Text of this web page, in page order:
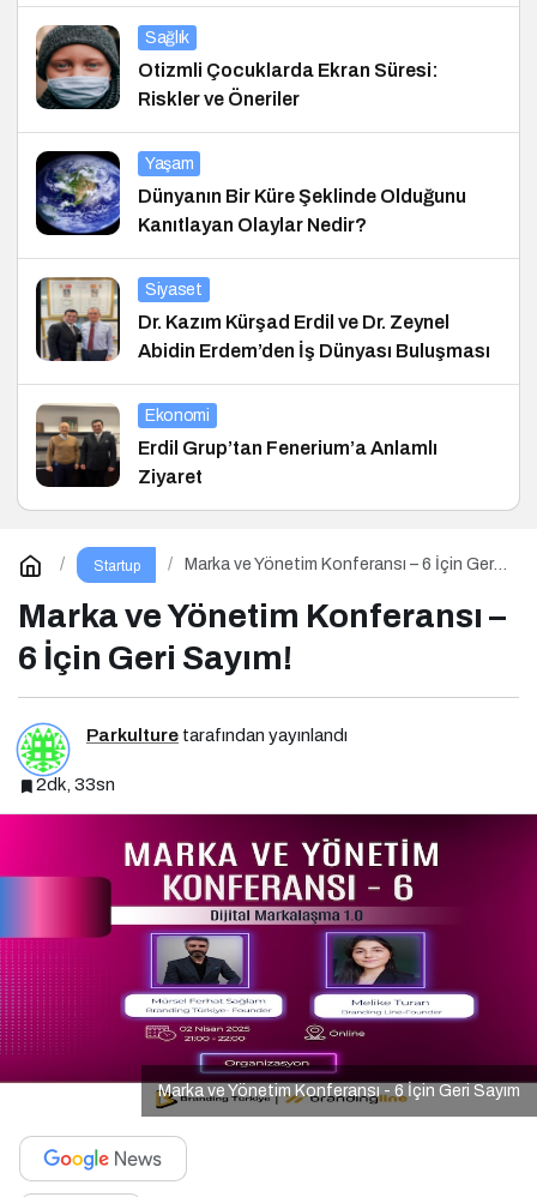
Sağlık
Otizmli Çocuklarda Ekran Süresi:
Riskler ve Öneriler
Yaşam
Dünyanın Bir Küre Şeklinde Olduğunu
Kanıtlayan Olaylar Nedir?
Siyaset
Dr. Kazım Kürşad Erdil ve Dr. Zeynel
Abidin Erdem’den İş Dünyası Buluşması
Ekonomi
Erdil Grup’tan Fenerium’a Anlamlı
Ziyaret
Startup
Marka ve Yönetim Konferansı – 6 İçin Geri
Marka ve Yönetim Konferansı –
6 İçin Geri Sayım!
Parkulture tarafından yayınlandı
2dk, 33sn
Marka ve Yönetim Konferansı - 6 İçin Geri Sayım